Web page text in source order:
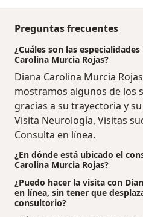
Preguntas frecuentes
¿Cuáles son las
Carolina Murcia Rojas?
Diana Carolina Murcia
mostramos algunos de los
gracias a su trayectoria y
Visita Neurología, Visitas
Consulta en línea.
¿En dónde está ubicado el
Carolina Murcia Rojas?
¿Puedo hacer la visita con
en línea, sin tener que
consultorio?